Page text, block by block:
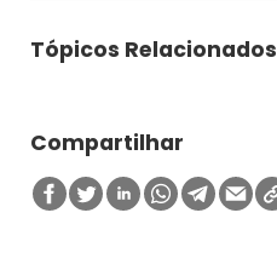
Tópicos Relacionados
Compartilhar